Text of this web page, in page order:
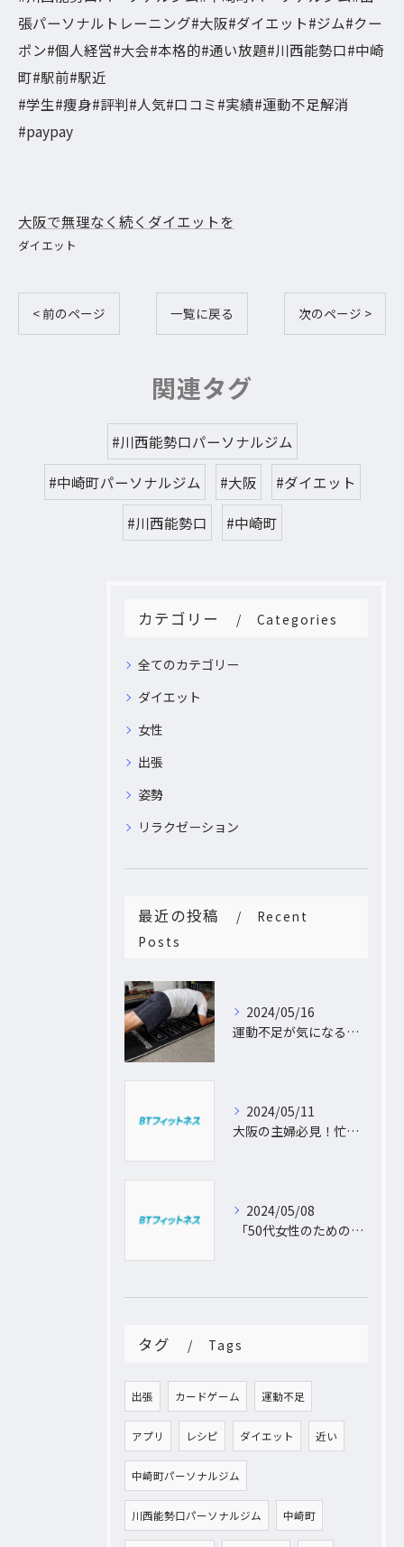
張パーソナルトレーニング#大阪#ダイエット#ジム#クー
ポン#個人経営#大会#本格的#通い放題#川西能勢口#中崎
町#駅前#駅近
#学生#痩身#評判#人気#口コミ#実績#運動不足解消
#paypay
大阪で無理なく続くダイエットを
ダイエット
< 前のページ 一覧に戻る 次のページ >
関連タグ
#川西能勢口パーソナルジム
#中崎町パーソナルジム #大阪 #ダイエット
#川西能勢口 #中崎町
カテゴリー Categories
全てのカテゴリー
ダイエット
女性
出張
姿勢
リラクゼーション
最近の投稿
Recent
Posts
2024/05/16
運動不足が気になるあなたへ。大阪中崎町で自宅にパーソナルトレーナーがおうかがし!プライベート空間で理想のカラダづくり
2024/05/11
大阪の主婦必見！忙しい日常に合わせた出張パーソナルトレーニングで理想のボディを手に入れよう
2024/05/08
「50代女性のためのパーソナルトレーニング！運動不足から脱出し、理想の体型を手に入れよう」
タグ Tags
出張 カードゲーム 運動不足
アプリ レシピ ダイエット 近い
中崎町パーソナルジム
川西能勢口パーソナルジム 中崎町